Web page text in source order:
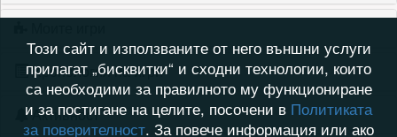
Хронология на игри
Активност
Този сайт и използваните от него външни услуги
прилагат „бисквитки“ и сходни технологии, които
са необходими за правилното му функциониране
и за постигане на целите, посочени в Политиката
за поверителност. За повече информация или ако